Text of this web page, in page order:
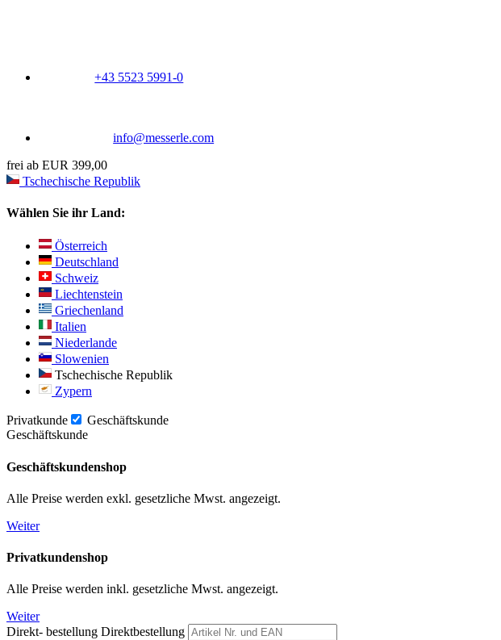
+43 5523 5991-0
info@messerle.com
frei ab EUR 399,00
Tschechische Republik
Wählen Sie ihr Land:
Österreich
Deutschland
Schweiz
Liechtenstein
Griechenland
Italien
Niederlande
Slowenien
Tschechische Republik
Zypern
Privatkunde
Geschäftskunde
Geschäftskunde
Geschäftskundenshop
Alle Preise werden exkl. gesetzliche Mwst. angezeigt.
Weiter
Privatkundenshop
Alle Preise werden inkl. gesetzliche Mwst. angezeigt.
Weiter
Direkt- bestellung Direktbestellung